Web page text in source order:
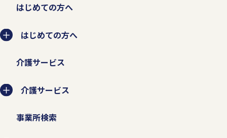
はじめての方へ
はじめての方へ
介護サービス
介護サービス
事業所検索